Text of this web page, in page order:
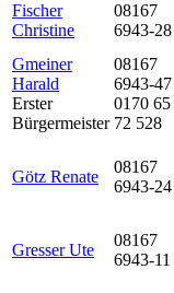
Fischer
Christine
08167
6943-28
Gmeiner
Harald
Erster
Bürgermeister
08167
6943-47
0170 65
72 528
Götz Renate
08167
6943-24
Gresser Ute
08167
6943-11